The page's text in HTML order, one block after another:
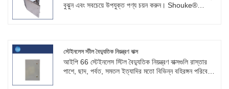
বুঝুন এবং সবচেয়ে উপযুক্ত পণ্য চয়ন করুন। Shouke®
স্টেইনলেস স্টীল বৈদ্যুতিক নিয়ন্ত্রণ বাক্স
আইপি 66 স্টেইনলেস স্টিল বৈদ্যুতিক নিয়ন্ত্রণ বাক্সগুলি রাস্তার
পাশে, ছাদ, পর্বত, সমতল ইত্যাদির মতো বিভিন্ন বহিরঙ্গন পরিবেশে